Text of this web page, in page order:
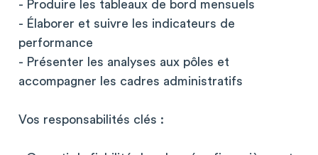
- Produire les tableaux de bord mensuels
- Élaborer et suivre les indicateurs de
performance
- Présenter les analyses aux pôles et
accompagner les cadres administratifs
Vos responsabilités clés :